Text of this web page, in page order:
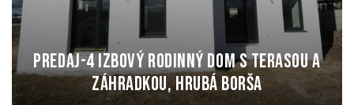
PREDAJ-4 izbový rodinný dom s terasou a
záhradkou, Hrubá Borša